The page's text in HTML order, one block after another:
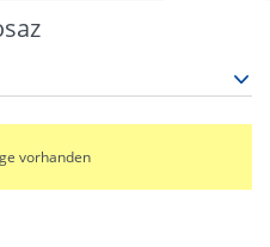
vorhanden